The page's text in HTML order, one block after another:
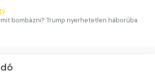
bombázni? Trump nyerhetetlen háborúba